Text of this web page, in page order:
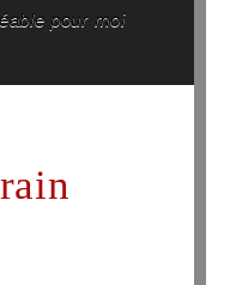
pour moi